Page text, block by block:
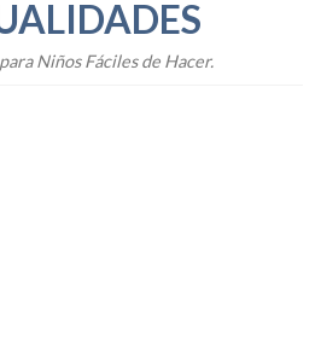
Niños Fáciles de Hacer.